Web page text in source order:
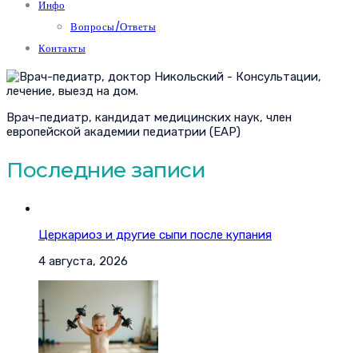
Инфо
Вопросы/Ответы
Контакты
Врач-педиатр, кандидат медицинских наук, член
европейской академии педиатрии (EAP)
Последние записи
Церкариоз и другие сыпи после купания
4 августа, 2026